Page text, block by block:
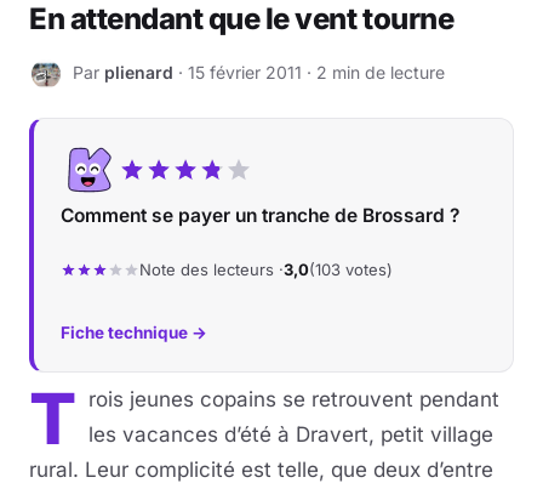
En attendant que le vent tourne
P Par plienard · 15 février 2011 · 2 min de lecture
Comment se payer un tranche de Brossard ?
Note des lecteurs ·3,0(103 votes)
Fiche technique →
T rois jeunes copains se retrouvent pendant
les vacances d’été à Dravert, petit village
rural. Leur complicité est telle, que deux d’entre